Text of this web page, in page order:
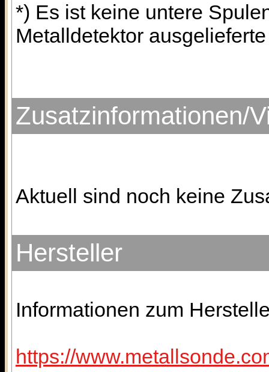
*) Es ist keine untere
Metalldetektor
Zusatzinformationen/
Aktuell sind noch keine
Hersteller
Informationen zum
https://